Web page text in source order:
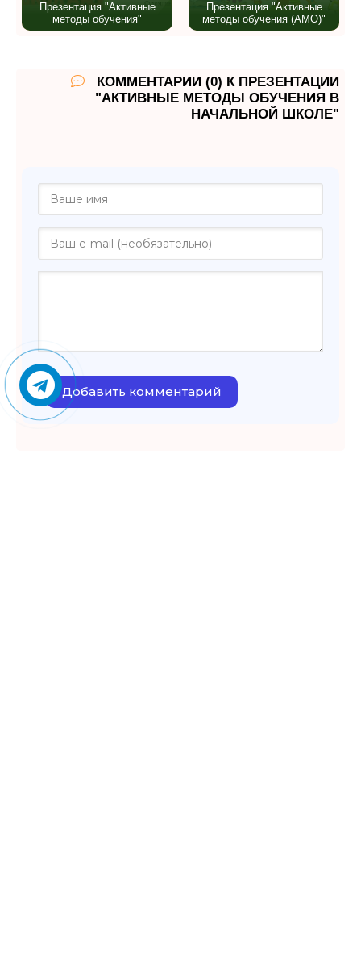
Презентация "Активные
методы обучения"
Презентация "Активные
методы обучения (АМО)"
КОММЕНТАРИИ (0) К ПРЕЗЕНТАЦИИ
"АКТИВНЫЕ МЕТОДЫ ОБУЧЕНИЯ В
НАЧАЛЬНОЙ ШКОЛЕ"
Добавить комментарий